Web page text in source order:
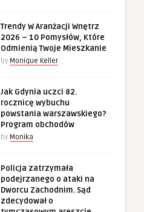
Trendy W Aranżacji Wnętrz
2026 – 10 Pomysłów, Które
Odmienią Twoje Mieszkanie
by Monique Keller
Jak Gdynia uczci 82.
rocznicę wybuchu
powstania warszawskiego?
Program obchodów
by Monika
Policja zatrzymała
podejrzanego o ataki na
Dworcu Zachodnim. Sąd
zdecydował o